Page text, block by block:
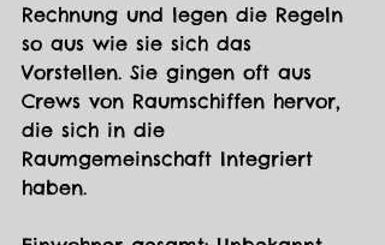
Rechnung und legen die Regeln
so aus wie sie sich das
Vorstellen. Sie gingen oft aus
Crews von Raumschiffen hervor,
die sich in die
Raumgemeinschaft Integriert
haben.